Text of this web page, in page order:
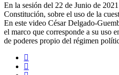
En la sesión del 22 de Junio de
Constitución, sobre el uso de la
En este video César Delgado-
el marco que corresponde a su uso
de poderes propio del régimen